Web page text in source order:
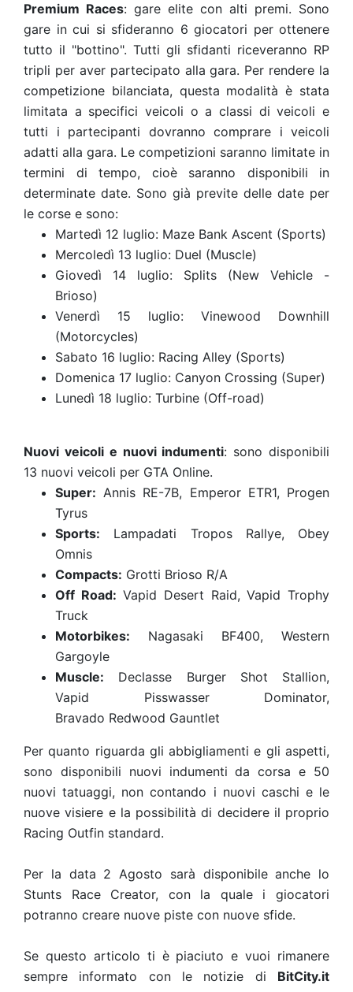
Premium Races: gare elite con alti premi. Sono
gare in cui si sfideranno 6 giocatori per ottenere
tutto il "bottino". Tutti gli sfidanti riceveranno RP
tripli per aver partecipato alla gara. Per rendere la
competizione bilanciata, questa modalità è stata
limitata a specifici veicoli o a classi di veicoli e
tutti i partecipanti dovranno comprare i veicoli
adatti alla gara. Le competizioni saranno limitate in
termini di tempo, cioè saranno disponibili in
determinate date. Sono già previte delle date per
le corse e sono:
Martedì 12 luglio: Maze Bank Ascent (Sports)
Mercoledì 13 luglio: Duel (Muscle)
Giovedì 14 luglio: Splits (New Vehicle -
Brioso)
Venerdì 15 luglio: Vinewood Downhill
(Motorcycles)
Sabato 16 luglio: Racing Alley (Sports)
Domenica 17 luglio: Canyon Crossing (Super)
Lunedì 18 luglio: Turbine (Off-road)
Nuovi veicoli e nuovi indumenti: sono disponibili
13 nuovi veicoli per GTA Online.
Super: Annis RE-7B, Emperor ETR1, Progen
Tyrus
Sports: Lampadati Tropos Rallye, Obey
Omnis
Compacts: Grotti Brioso R/A
Off Road: Vapid Desert Raid, Vapid Trophy
Truck
Motorbikes: Nagasaki BF400, Western
Gargoyle
Muscle: Declasse Burger Shot Stallion,
Vapid Pisswasser Dominator,
Bravado Redwood Gauntlet
Per quanto riguarda gli abbigliamenti e gli aspetti,
sono disponibili nuovi indumenti da corsa e 50
nuovi tatuaggi, non contando i nuovi caschi e le
nuove visiere e la possibilità di decidere il proprio
Racing Outfin standard.
Per la data 2 Agosto sarà disponibile anche lo
Stunts Race Creator, con la quale i giocatori
potranno creare nuove piste con nuove sfide.
Se questo articolo ti è piaciuto e vuoi rimanere
sempre informato con le notizie di BitCity.it